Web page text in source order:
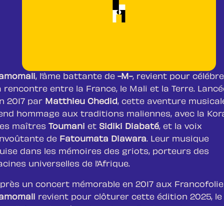
, l’âme battante de -M-, revient pour
rencontre entre la France, le Mali et la Terre.
2017 par Matthieu Chedid, cette aventure
hommage aux traditions maliennes, avec la
maîtres
Toumani et Sidiki Diabaté, et la voix
de Fatoumata Diawara. Leur musique
dans les mémoires des griots, porteurs des
universelles de l’Afrique.
un concert mémorable en 2017 aux
revient pour clôturer cette édition 2025, le